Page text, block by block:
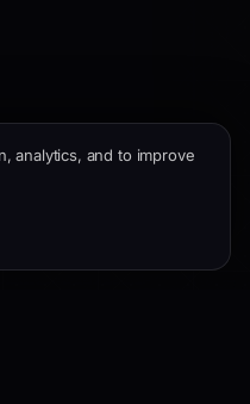
analytics, and to improve